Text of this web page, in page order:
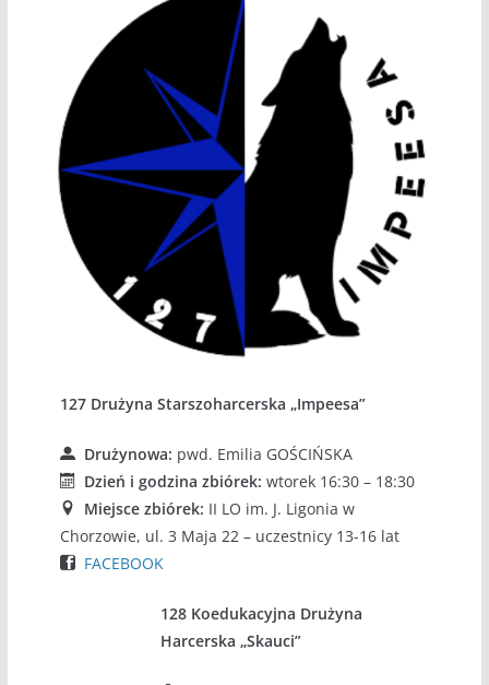
127 Drużyna Starszoharcerska „Impeesa”
Drużynowa: pwd. Emilia GOŚCIŃSKA
Dzień i godzina zbiórek: wtorek 16:30 – 18:30
Miejsce zbiórek: II LO im. J. Ligonia w
Chorzowie, ul. 3 Maja 22 – uczestnicy 13-16 lat
FACEBOOK
128 Koedukacyjna Drużyna
Harcerska „Skauci”